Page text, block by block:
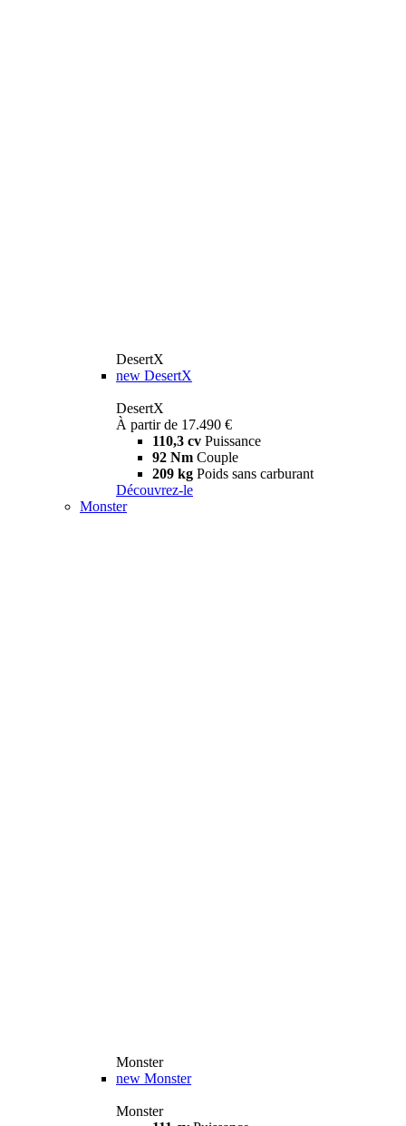
DesertX
new DesertX
DesertX
À partir de 17.490 €
110,3 cv Puissance
92 Nm Couple
209 kg Poids sans carburant
Découvrez-le
Monster
Monster
new Monster
Monster